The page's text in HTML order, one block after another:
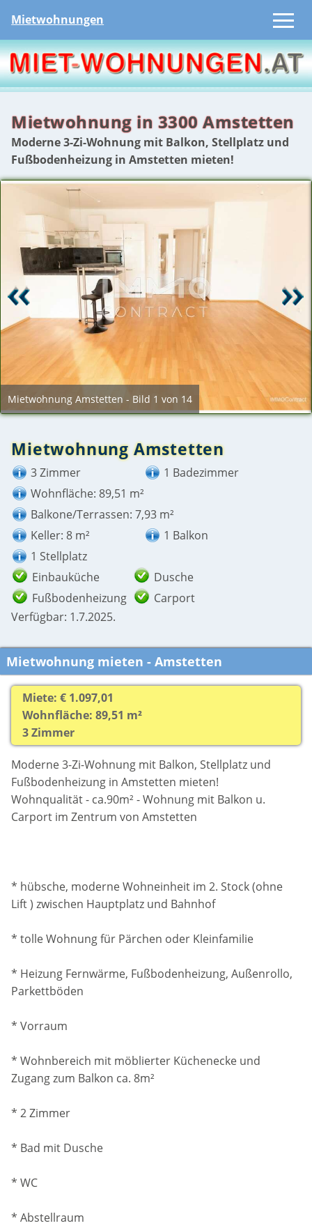
Mietwohnungen
Mietwohnung in 3300 Amstetten
Moderne 3-Zi-Wohnung mit Balkon, Stellplatz und
Fußbodenheizung in Amstetten mieten!
Mietwohnung Amstetten - Bild 1 von 14
Mietwohnung Amstetten
3 Zimmer
1 Badezimmer
Wohnfläche: 89,51 m²
Balkone/Terrassen: 7,93 m²
Keller: 8 m²
1 Balkon
1 Stellplatz
Einbauküche
Dusche
Fußbodenheizung
Carport
Verfügbar: 1.7.2025.
Mietwohnung mieten - Amstetten
Miete: € 1.097,01
Wohnfläche: 89,51 m²
3 Zimmer
Moderne 3-Zi-Wohnung mit Balkon, Stellplatz und
Fußbodenheizung in Amstetten mieten!
Wohnqualität - ca.90m² - Wohnung mit Balkon u.
Carport im Zentrum von Amstetten
* hübsche, moderne Wohneinheit im 2. Stock (ohne
Lift ) zwischen Hauptplatz und Bahnhof
* tolle Wohnung für Pärchen oder Kleinfamilie
* Heizung Fernwärme, Fußbodenheizung, Außenrollo,
Parkettböden
* Vorraum
* Wohnbereich mit möblierter Küchenecke und
Zugang zum Balkon ca. 8m²
* 2 Zimmer
* Bad mit Dusche
* WC
* Abstellraum